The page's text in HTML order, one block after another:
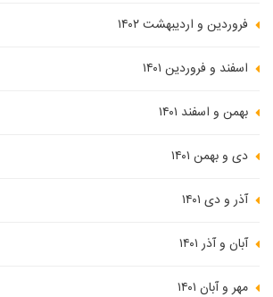
فروردین و اردیبهشت ۱۴۰۲
اسفند و فروردین ۱۴۰۱
بهمن و اسفند ۱۴۰۱
دی و بهمن ۱۴۰۱
آذر و دی ۱۴۰۱
آبان و آذر ۱۴۰۱
مهر و آبان ۱۴۰۱